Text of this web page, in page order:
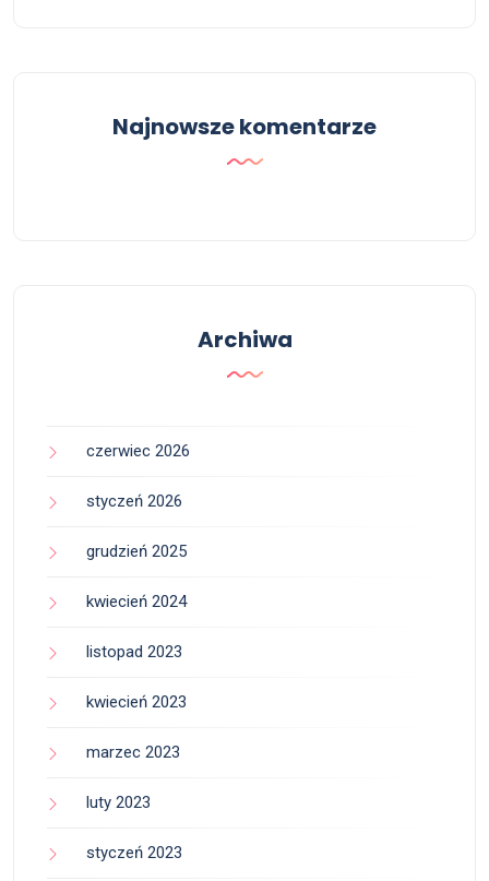
Najnowsze komentarze
Archiwa
czerwiec 2026
styczeń 2026
grudzień 2025
kwiecień 2024
listopad 2023
kwiecień 2023
marzec 2023
luty 2023
styczeń 2023